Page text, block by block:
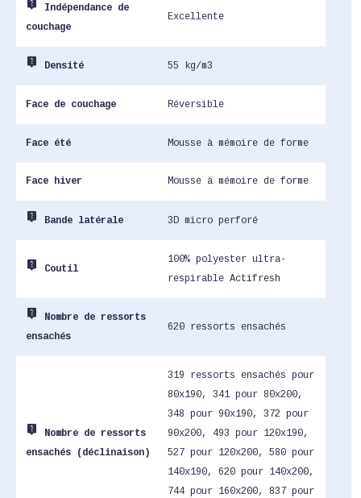
live_help
Indépendance de
couchage
Excellente
live_help Densité 55 kg/m3
Face de couchage Réversible
Face été Mousse à mémoire de forme
Face hiver Mousse à mémoire de forme
live_help Bande latérale 3D micro perforé
live_help Coutil
100% polyester ultra-
respirable Actifresh
live_help
Nombre de ressorts
ensachés
620 ressorts ensachés
live_help
Nombre de ressorts
ensachés (déclinaison)
319 ressorts ensachés pour
80x190, 341 pour 80x200,
348 pour 90x190, 372 pour
90x200, 493 pour 120x190,
527 pour 120x200, 580 pour
140x190, 620 pour 140x200,
744 pour 160x200, 837 pour